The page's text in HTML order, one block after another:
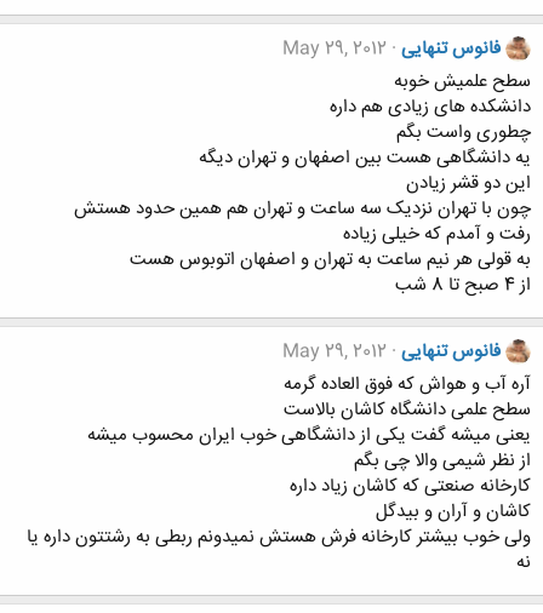
فانوس تنهایی May 29, 2012
سطح علمیش خوبه
دانشکده های زیادی هم داره
چطوری واست بگم
یه دانشگاهی هست بین اصفهان و تهران دیگه
این دو قشر زیادن
چون با تهران نزدیک سه ساعت و تهران هم همین حدود هستش
رفت و آمدم که خیلی زیاده
به قولی هر نیم ساعت به تهران و اصفهان اتوبوس هست
از 4 صبح تا 8 شب
فانوس تنهایی May 29, 2012
آره آب و هواش که فوق العاده گرمه
سطح علمی دانشگاه کاشان بالاست
یعنی میشه گفت یکی از دانشگاهی خوب ایران محسوب میشه
از نظر شیمی والا چی بگم
کارخانه صنعتی که کاشان زیاد داره
کاشان و آران و بیدگل
ولی خوب بیشتر کارخانه فرش هستش نمیدونم ربطی به رشتتون داره یا
نه